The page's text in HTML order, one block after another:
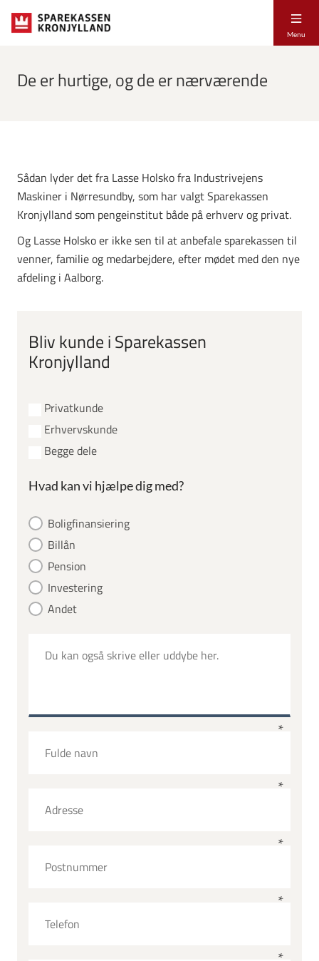
Menu
De er hurtige, og de er nærværende
Sådan lyder det fra Lasse Holsko fra Industrivejens
Maskiner i Nørresundby, som har valgt Sparekassen
Kronjylland som pengeinstitut både på erhverv og privat.
Og Lasse Holsko er ikke sen til at anbefale sparekassen til
venner, familie og medarbejdere, efter mødet med den nye
afdeling i Aalborg.
Bliv kunde i Sparekassen
Kronjylland
Privatkunde
Erhvervskunde
Begge dele
Hvad kan vi hjælpe dig med?
Boligfinansiering
Billån
Pension
Investering
Andet